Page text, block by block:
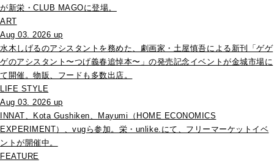
が新栄・CLUB MAGOに登場。
ART
Aug 03. 2026 up
水木しげるのアシスタントを務めた、劇画家・土屋慎吾による新刊「ゲゲ
ゲのアシスタント〜つげ義春追悼本〜」の発売記念イベントが金城市場に
て開催。物販、フードも多数出店。
LIFE STYLE
Aug 03. 2026 up
INNAT、Kota Gushiken、Mayumi（HOME ECONOMICS
EXPERIMENT）、vugら参加。栄・unlike.にて、フリーマーケットイベ
ントが開催中。
FEATURE